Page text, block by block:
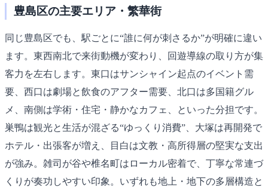
豊島区の主要エリア・繁華街
同じ豊島区でも、駅ごとに“誰に何が刺さるか”が明確に違い
ます。東西南北で来街動機が変わり、回遊導線の取り方が集
客力を左右します。東口はサンシャイン起点のイベント需
要、西口は劇場と飲食のアフター需要、北口は多国籍グル
メ、南側は学術・住宅・静かなカフェ、といった分担です。
巣鴨は観光と生活が混ざる“ゆっくり消費”、大塚は再開発で
ホテル・出張客が増え、目白は文教・高所得層の堅実な支出
が強み。雑司が谷や椎名町はローカル密着で、丁寧な常連づ
くりが奏功しやすい印象。いずれも地上・地下の多層構造と